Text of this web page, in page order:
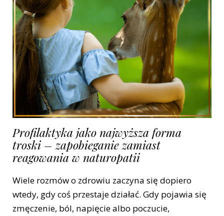
Profilaktyka jako najwyższa forma
troski – zapobieganie zamiast
reagowania w naturopatii
Wiele rozmów o zdrowiu zaczyna się dopiero
wtedy, gdy coś przestaje działać. Gdy pojawia się
zmęczenie, ból, napięcie albo poczucie,